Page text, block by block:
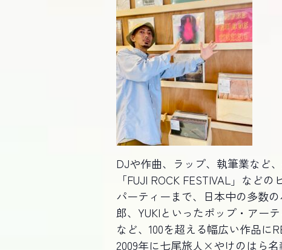
DJや作曲、ラップ、執筆業など
「FUJI ROCK FESTIVAL」など
パーティーまで、日本中の多数
郎、YUKIといったポップ・アー
など、100を超える幅広い作品に
2009年に七尾旅人×やけのはら名